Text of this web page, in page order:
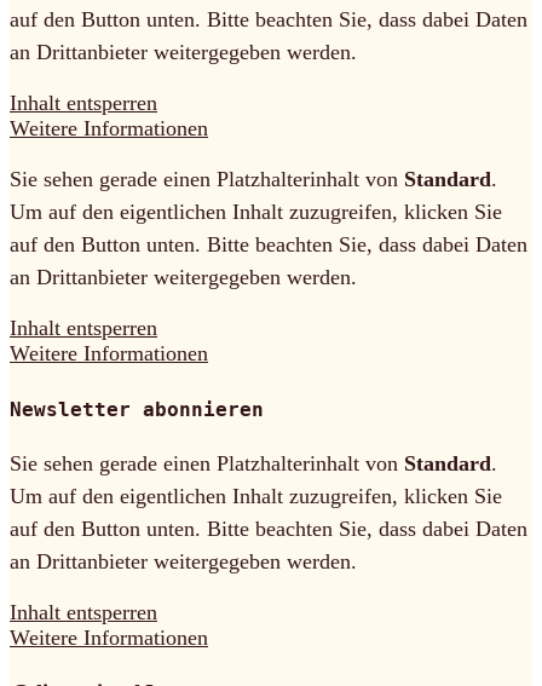
auf den Button unten. Bitte beachten Sie, dass dabei Daten
an Drittanbieter weitergegeben werden.
Inhalt entsperren
Weitere Informationen
Sie sehen gerade einen Platzhalterinhalt von Standard.
Um auf den eigentlichen Inhalt zuzugreifen, klicken Sie
auf den Button unten. Bitte beachten Sie, dass dabei Daten
an Drittanbieter weitergegeben werden.
Inhalt entsperren
Weitere Informationen
Newsletter abonnieren
Sie sehen gerade einen Platzhalterinhalt von Standard.
Um auf den eigentlichen Inhalt zuzugreifen, klicken Sie
auf den Button unten. Bitte beachten Sie, dass dabei Daten
an Drittanbieter weitergegeben werden.
Inhalt entsperren
Weitere Informationen